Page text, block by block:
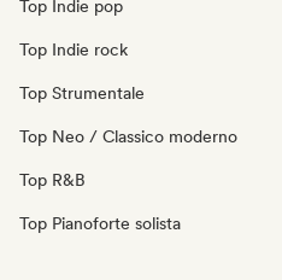
Top Indie pop
Top Indie rock
Top Strumentale
Top Neo / Classico moderno
Top R&B
Top Pianoforte solista